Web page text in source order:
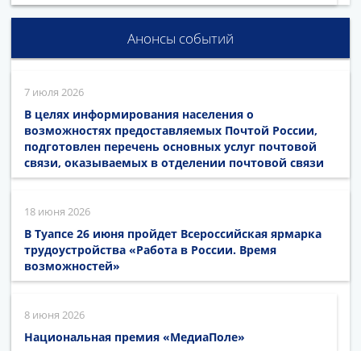
Анонсы событий
7 июля 2026
В целях информирования населения о
возможностях предоставляемых Почтой России,
подготовлен перечень основных услуг почтовой
связи, оказываемых в отделении почтовой связи
18 июня 2026
В Туапсе 26 июня пройдет Всероссийская ярмарка
трудоустройства «Работа в России. Время
возможностей»
8 июня 2026
Национальная премия «МедиаПоле»